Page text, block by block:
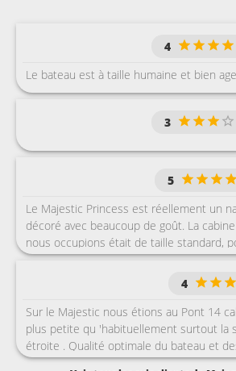
4
Le bateau est à taille humaine et bien
3
5
Le Majestic Princess est réellement un
décoré avec beaucoup de goût. La
nous occupions était de taille standard,
confortable et une penderie ouverte
de cintres : vous n'aurez aucun souci à y
La salle de bain, elle, est légèrement
moyenne. A bord, la gastronomie est
restos principaux qu'au buffet où l'on
incroyable de nourriture venant des
sans parler des multiples options
4
Sur le Majestic nous étions au Pont 14
plus petite qu 'habituellement surtout la
étroite . Qualité optimale du bateau et
offertes en ce qui concerne